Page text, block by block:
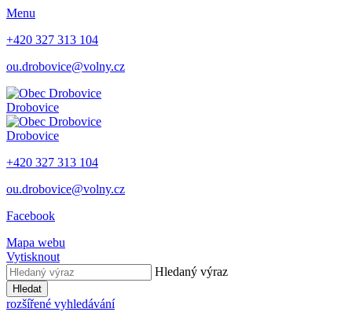
Menu
+420 327 313 104
ou.drobovice@volny.cz
Drobovice
Drobovice
+420 327 313 104
ou.drobovice@volny.cz
Facebook
Mapa webu
Vytisknout
Hledaný výraz
Hledat
rozšířené vyhledávání